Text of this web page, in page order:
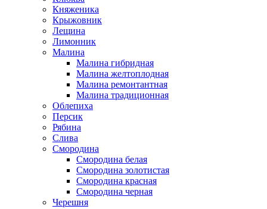
Княженика
Крыжовник
Лещина
Лимонник
Малина
Малина гибридная
Малина желтоплодная
Малина ремонтантная
Малина традиционная
Облепиха
Персик
Рябина
Слива
Смородина
Смородина белая
Смородина золотистая
Смородина красная
Смородина черная
Черешня